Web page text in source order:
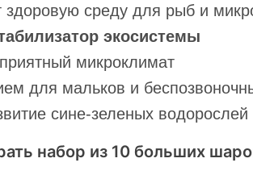
среду для рыб и
экосистемы
микроклимат
для мальков и
сине-зеленых водорослей
набор из 10 больших